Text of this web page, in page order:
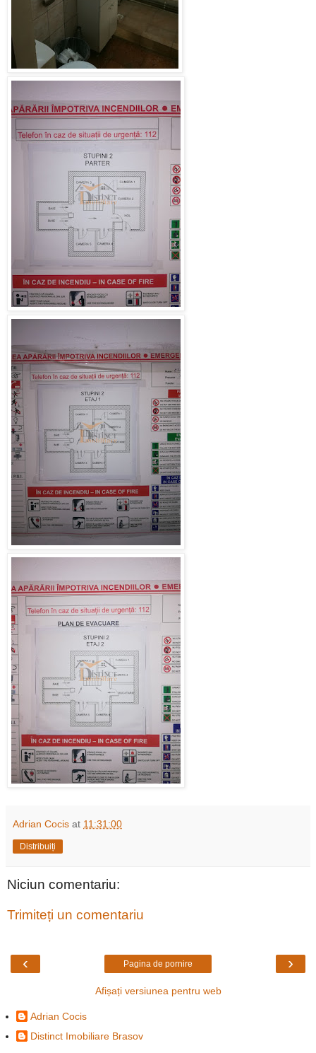
Adrian Cocis at 11:31:00
Distribuiți
Niciun comentariu:
Trimiteți un comentariu
‹ ›
Pagina de pornire
Afișați versiunea pentru web
Adrian Cocis
Distinct Imobiliare Brasov